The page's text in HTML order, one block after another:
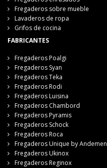
Fregaderos sobre mueble
Lavaderos de ropa
Grifos de cocina
FABRICANTES
Fregaderos Poalgi
Fregaderos Syan
Fregaderos Teka
Fregaderos Rodi
Fregaderos Luisina
Fregaderos Chambord
Fregaderos Pyramis
Fregaderos Schock
Fregaderos Roca
Fregaderos Unique by Andemen
Fregaderos Ukinox
Fregaderos Reginox